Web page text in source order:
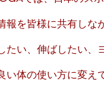
報を皆様に共有しな
たい、伸ばしたい
い体の使い方に変え